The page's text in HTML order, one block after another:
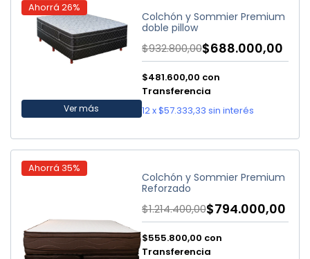
Ahorrá 26%
Ver más
Colchón y Sommier Premium
doble pillow
$688.000,00
$932.800,00
$481.600,00 con
Transferencia
12x$57.333,33 sin interés
Ahorrá 35%
Colchón y Sommier Premium
Reforzado
$794.000,00
$1.214.400,00
$555.800,00 con
Transferencia